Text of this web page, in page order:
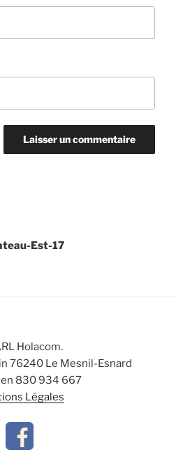
Est-17
Holacom.
76240 Le Mesnil-Esnard
830 934 667
Légales